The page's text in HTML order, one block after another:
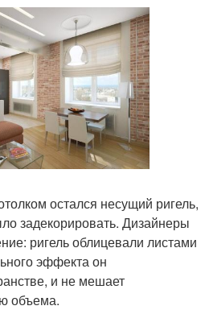
остался несущий ригель,
задекорировать. Дизайнеры
ригель облицевали листами
эффекта он
и не мешает
объема.